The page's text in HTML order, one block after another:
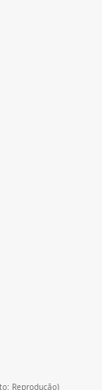
Reprodução)